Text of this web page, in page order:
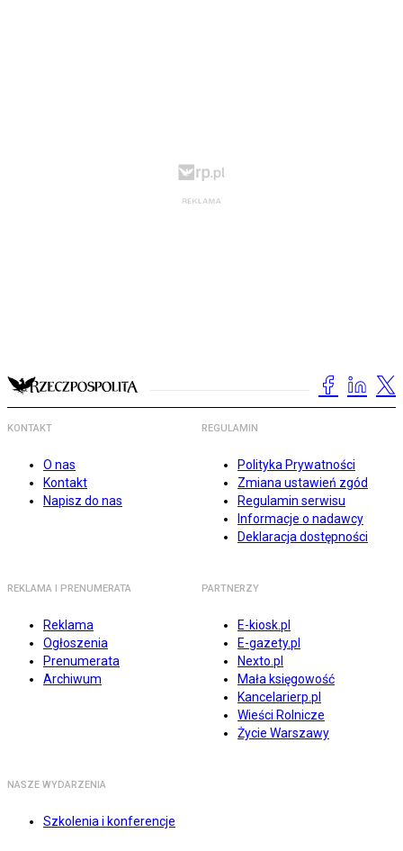
KONTAKT
O nas
Kontakt
Napisz do nas
REGULAMIN
Polityka Prywatności
Zmiana ustawień zgód
Regulamin serwisu
Informacje o nadawcy
Deklaracja dostępności
REKLAMA I PRENUMERATA
Reklama
Ogłoszenia
Prenumerata
Archiwum
PARTNERZY
E-kiosk.pl
E-gazety.pl
Nexto.pl
Mała księgowość
Kancelarierp.pl
Wieści Rolnicze
Życie Warszawy
NASZE WYDARZENIA
Szkolenia i konferencje